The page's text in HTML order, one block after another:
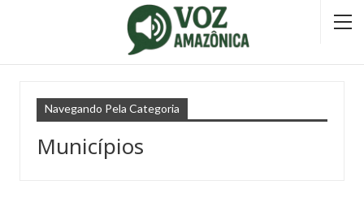
Navegando Pela Categoria
Municípios